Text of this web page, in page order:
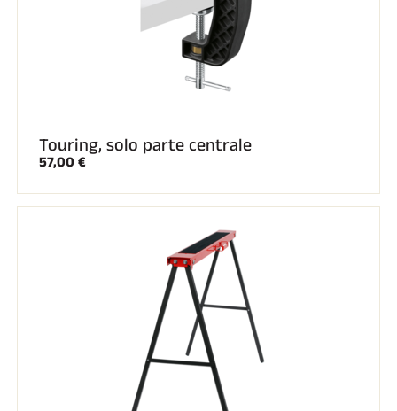
Touring, solo parte centrale
57,00 €